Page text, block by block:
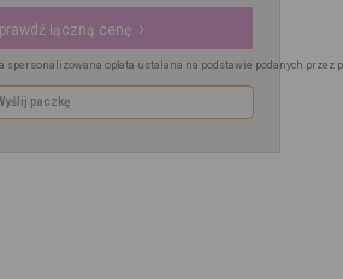
łączną cenę
spersonalizowana opłata ustalana na podstawie podanych przez
paczkę